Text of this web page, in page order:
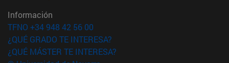
Información
TFNO +34 948 42 56 00
¿QUÉ GRADO TE INTERESA?
¿QUÉ MÁSTER TE INTERESA?